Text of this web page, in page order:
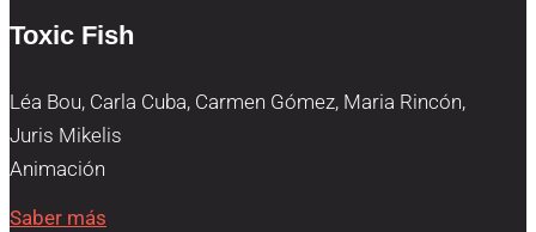
Toxic Fish
Léa Bou, Carla Cuba, Carmen Gómez, Maria Rincón,
Juris Mikelis
Animación
Saber más